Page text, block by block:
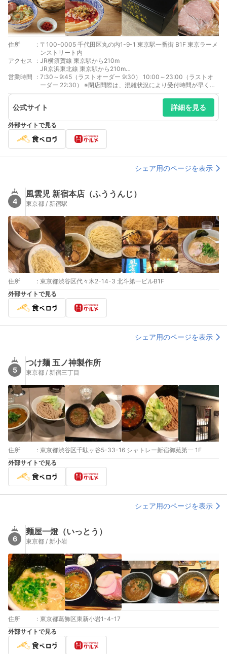
住所 : 〒100-0005 千代田区丸の内1-9-1 東京駅一番街 B1F 東京ラーメ
ンストリート内
アクセス
: JR横須賀線 東京駅から210m
JR京浜東北線 東京駅から210m
JR成田エクスプレス 東京駅から210m
JR京葉線 東京駅から210m
JR総武本線 東京駅から210m
JR中央線(快速) 東京駅から210m
JR山手線 東京駅から210m
JR東海道本線(東京ｰ熱海) 東京駅から210m
営業時間 : 7:30～9:45（ラストオーダー 9:30） 10:00～23:00（ラストオ
ーダー 22:30） ※閉店間際は、混雑状況により受付時間が早く終
了する場合がございます。 予めご了承下さいませ。
公式サイト 詳細を見る
外部サイトで見る
シェア用のページを表示
4
風雲児 新宿本店（ふううんじ）
東京都 / 新宿駅
住所 : 東京都渋谷区代々木2-14-3 北斗第一ビルB1F
外部サイトで見る
シェア用のページを表示
5
つけ麺 五ノ神製作所
東京都 / 新宿三丁目
住所 : 東京都渋谷区千駄ヶ谷5-33-16 シャトレー新宿御苑第一 1F
外部サイトで見る
シェア用のページを表示
6
麺屋一燈（いっとう）
東京都 / 新小岩
住所 : 東京都葛飾区東新小岩1-4-17
外部サイトで見る